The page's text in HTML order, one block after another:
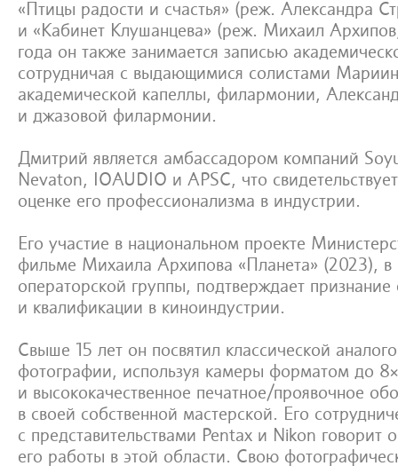
«Птицы радости и счастья» (реж. Александра
и «Кабинет Клушанцева» (реж. Михаил
года он также занимается записью
сотрудничая с выдающимися солистами
академической капеллы, филармонии,
и джазовой филармонии.
Дмитрий является амбассадором компаний
Nevaton, IOAUDIO и APSC, что
оценке его профессионализма в индустрии.
Его участие в национальном проекте
фильме Михаила Архипова «Планета» (2023), в
операторской группы, подтверждает признание
и квалификации в киноиндустрии.
Свыше 15 лет он посвятил классической
фотографии, используя камеры форматом до
и высококачественное печатное/проявочное
в своей собственной мастерской. Его
с представительствами Pentax и Nikon говорит
его работы в этой области. Свою